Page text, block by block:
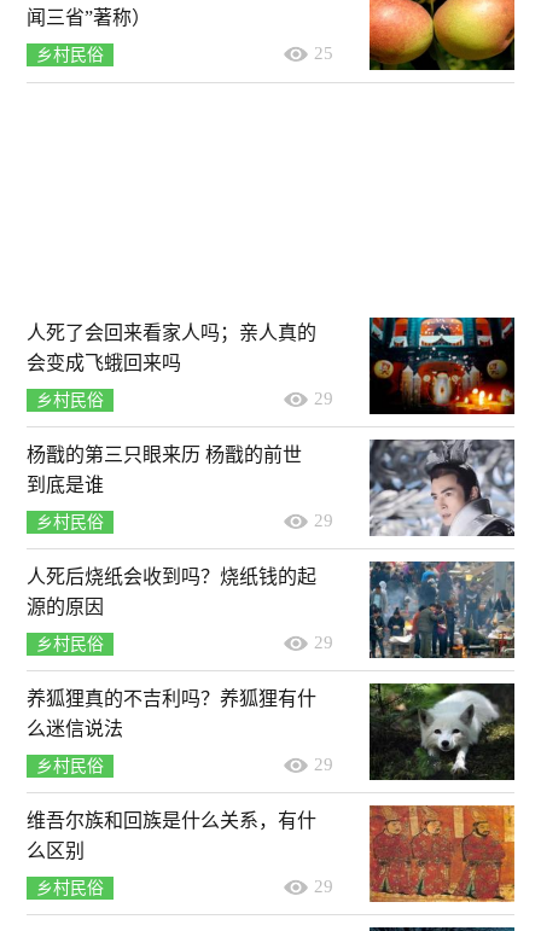
闻三省”著称）
乡村民俗 25
人死了会回来看家人吗；亲人真的
会变成飞蛾回来吗
乡村民俗 29
杨戬的第三只眼来历 杨戬的前世
到底是谁
乡村民俗 29
人死后烧纸会收到吗？烧纸钱的起
源的原因
乡村民俗 29
养狐狸真的不吉利吗？养狐狸有什
么迷信说法
乡村民俗 29
维吾尔族和回族是什么关系，有什
么区别
乡村民俗 29